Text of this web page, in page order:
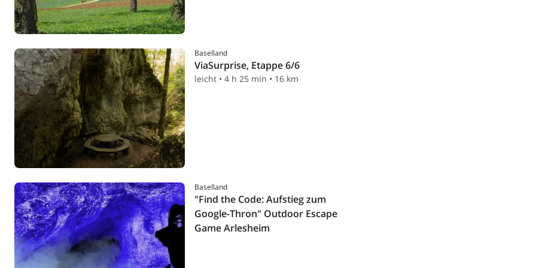
Baselland
ViaSurprise, Etappe 6/6
leicht • 4 h 25 min • 16 km
Baselland
"Find the Code: Aufstieg zum
Google-Thron" Outdoor Escape
Game Arlesheim